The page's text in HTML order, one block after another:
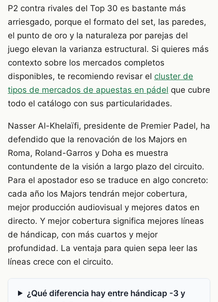
P2 contra rivales del Top 30 es bastante más
arriesgado, porque el formato del set, las paredes,
el punto de oro y la naturaleza por parejas del
juego elevan la varianza estructural. Si quieres más
contexto sobre los mercados completos
disponibles, te recomiendo revisar el cluster de
tipos de mercados de apuestas en pádel que cubre
todo el catálogo con sus particularidades.
Nasser Al-Khelaïfi, presidente de Premier Padel, ha
defendido que la renovación de los Majors en
Roma, Roland-Garros y Doha es muestra
contundente de la visión a largo plazo del circuito.
Para el apostador eso se traduce en algo concreto:
cada año los Majors tendrán mejor cobertura,
mejor producción audiovisual y mejores datos en
directo. Y mejor cobertura significa mejores líneas
de hándicap, con más cuartos y mejor
profundidad. La ventaja para quien sepa leer las
líneas crece con el circuito.
¿Qué diferencia hay entre hándicap -3 y